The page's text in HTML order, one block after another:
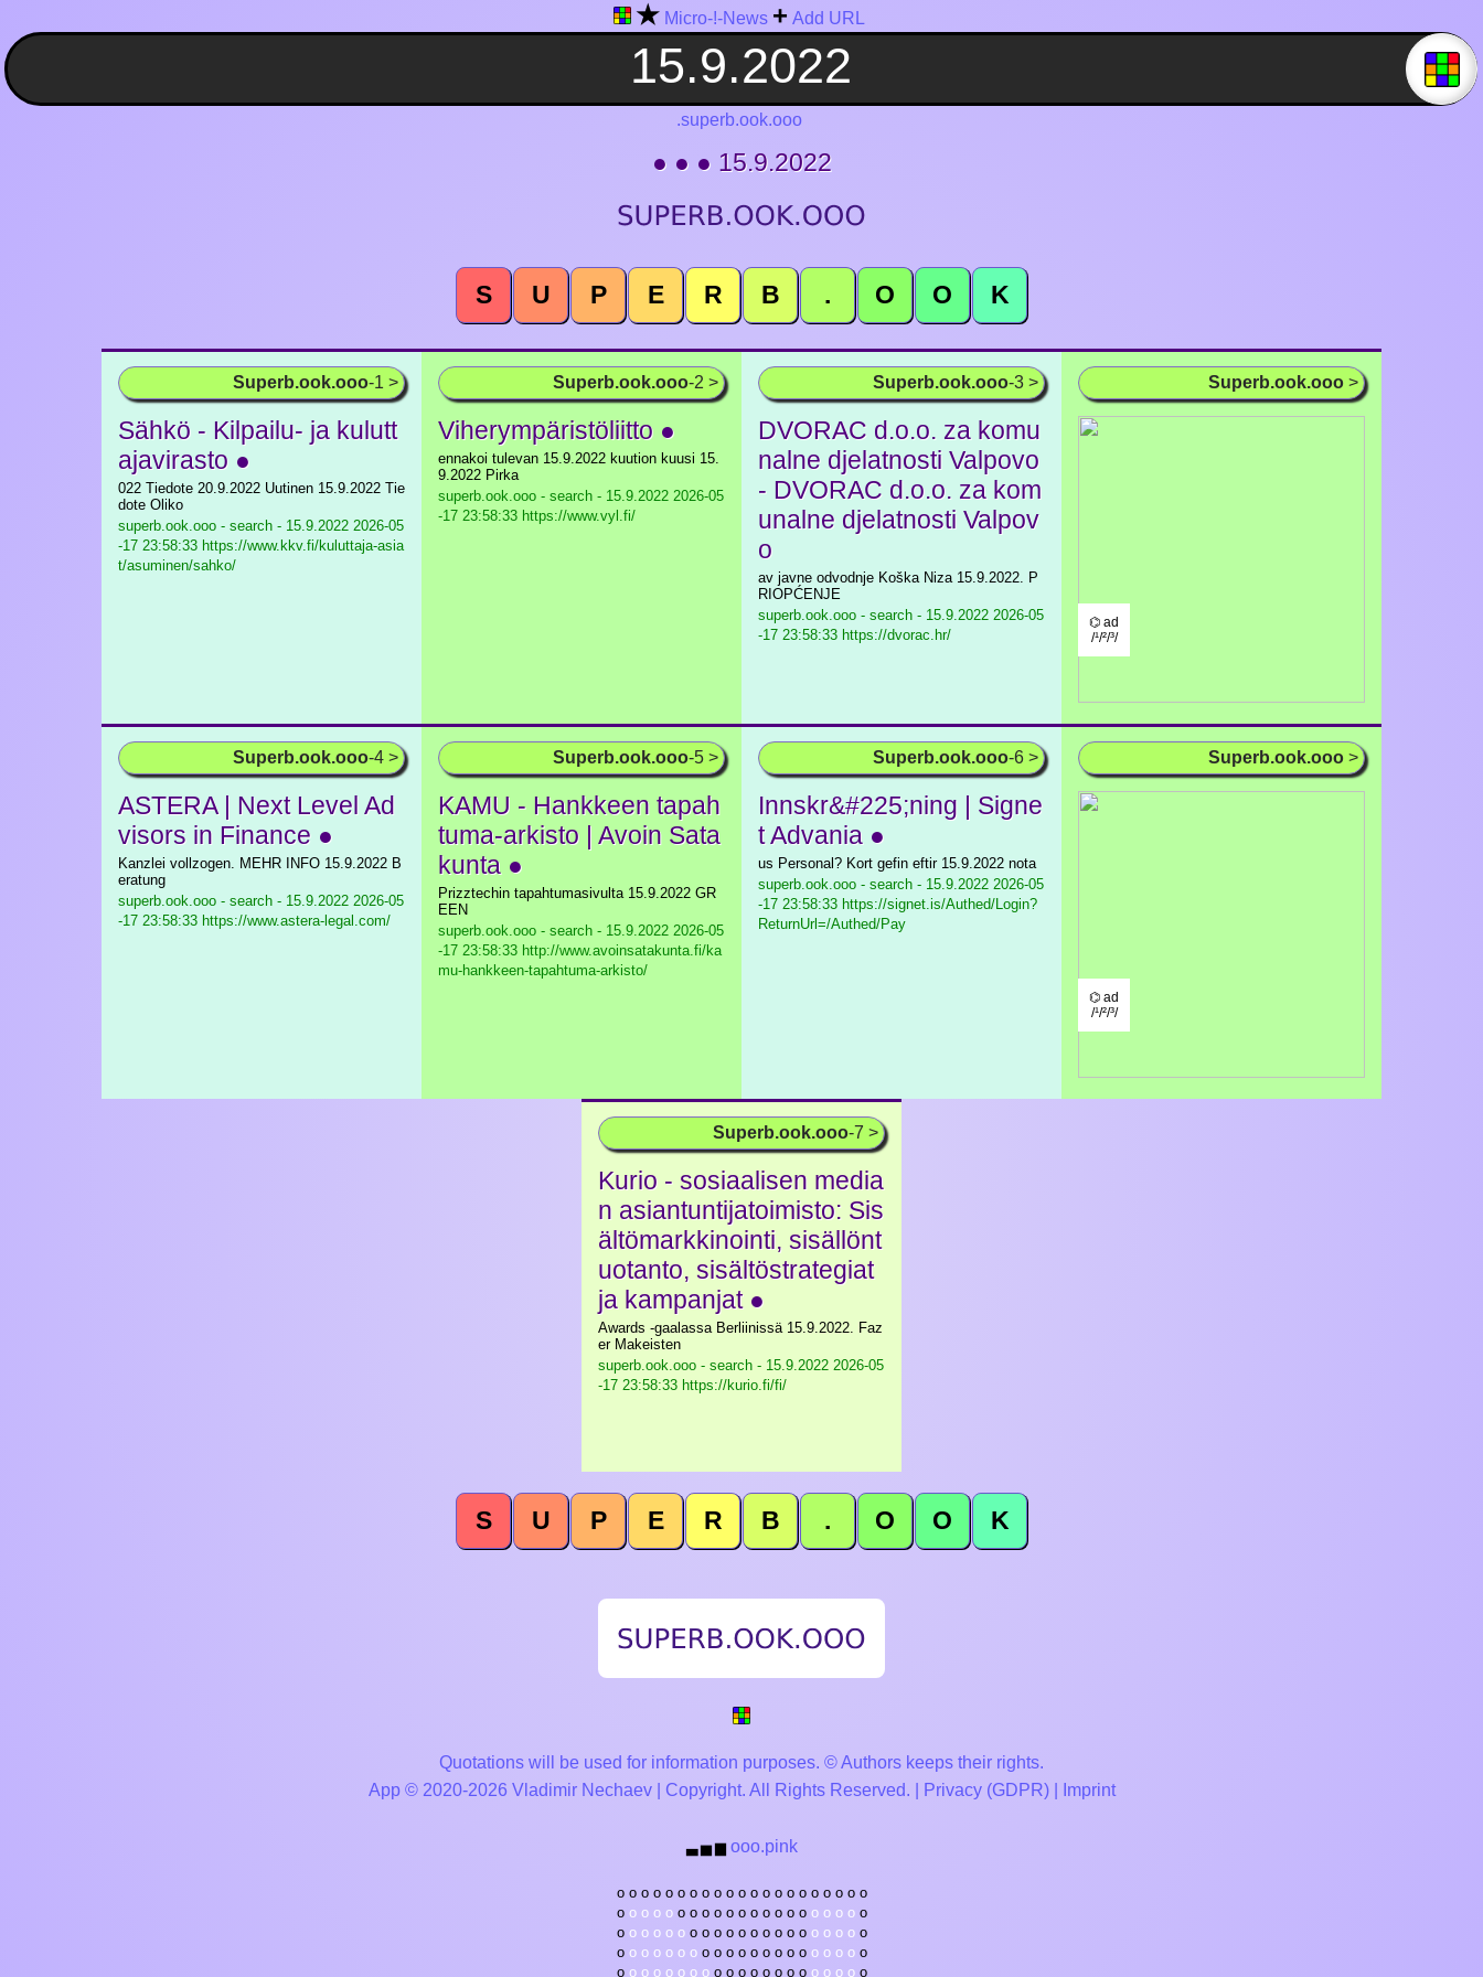
★ Micro-!-News + Add URL
.superb.ook.ooo
● ● ● 15.9.2022
S U P E R B . O O K
Superb.ook.ooo-1 >
Sähkö - Kilpailu- ja kulutt
ajavirasto ●
022 Tiedote 20.9.2022 Uutinen 15.9.2022 Tie
dote Oliko
superb.ook.ooo - search - 15.9.2022 2026-05
-17 23:58:33 https://www.kkv.fi/kuluttaja-asia
t/asuminen/sahko/
Superb.ook.ooo-2 >
Viherympäristöliitto ●
ennakoi tulevan 15.9.2022 kuution kuusi 15.
9.2022 Pirka
superb.ook.ooo - search - 15.9.2022 2026-05
-17 23:58:33 https://www.vyl.fi/
Superb.ook.ooo-3 >
DVORAC d.o.o. za komu
nalne djelatnosti Valpovo
- DVORAC d.o.o. za kom
unalne djelatnosti Valpov
o
av javne odvodnje Koška Niza 15.9.2022. P
RIOPĆENJE
superb.ook.ooo - search - 15.9.2022 2026-05
-17 23:58:33 https://dvorac.hr/
Superb.ook.ooo >
⌬ ad
/¹/²/³/
Superb.ook.ooo-4 >
ASTERA | Next Level Ad
visors in Finance ●
Kanzlei vollzogen. MEHR INFO 15.9.2022 B
eratung
superb.ook.ooo - search - 15.9.2022 2026-05
-17 23:58:33 https://www.astera-legal.com/
Superb.ook.ooo-5 >
KAMU - Hankkeen tapah
tuma-arkisto | Avoin Sata
kunta ●
Prizztechin tapahtumasivulta 15.9.2022 GR
EEN
superb.ook.ooo - search - 15.9.2022 2026-05
-17 23:58:33 http://www.avoinsatakunta.fi/ka
mu-hankkeen-tapahtuma-arkisto/
Superb.ook.ooo-6 >
Innskr&#225;ning | Signe
t Advania ●
us Personal? Kort gefin eftir 15.9.2022 nota
superb.ook.ooo - search - 15.9.2022 2026-05
-17 23:58:33 https://signet.is/Authed/Login?
ReturnUrl=/Authed/Pay
Superb.ook.ooo >
⌬ ad
/¹/²/³/
Superb.ook.ooo-7 >
Kurio - sosiaalisen media
n asiantuntijatoimisto: Sis
ältömarkkinointi, sisällönt
uotanto, sisältöstrategiat
ja kampanjat ●
Awards -gaalassa Berliinissä 15.9.2022. Faz
er Makeisten
superb.ook.ooo - search - 15.9.2022 2026-05
-17 23:58:33 https://kurio.fi/fi/
S U P E R B . O O K
Quotations will be used for information purposes. © Authors keeps their rights.
App © 2020-2026 Vladimir Nechaev | Copyright. All Rights Reserved. |
Privacy (GDPR)| Imprint
▃ ▅ ▆ ooo.pink
o o o o o o o o o o o o o o o o o o o o o
o o o o o o o o o o o o o o o o o o o o o
o o o o o o o o o o o o o o o o o o o o o
o o o o o o o o o o o o o o o o o o o o o
o o o o o o o o o o o o o o o o o o o o o